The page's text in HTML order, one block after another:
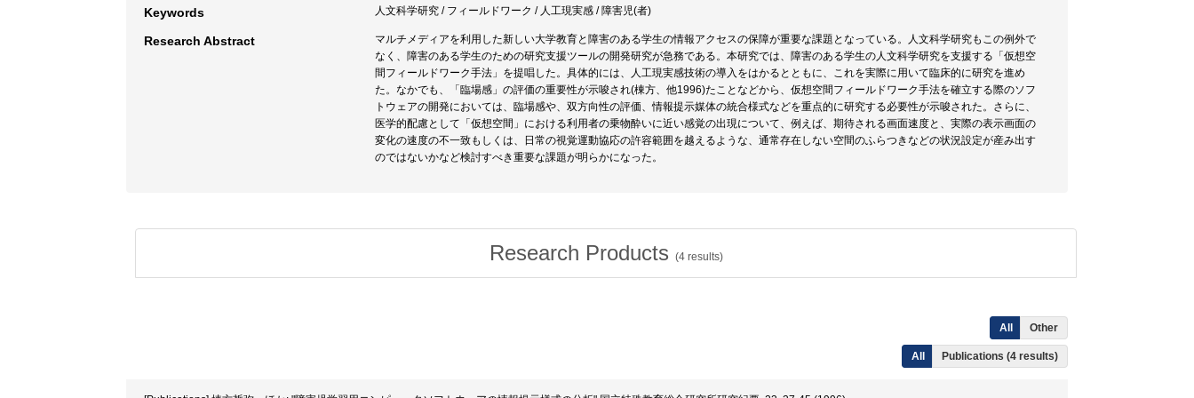
Keywords 人文科学研究 / フィールドワーク / 人工現実感 / 障害児(者)
Research Abstract
マルチメディアを利用した新しい大学教育と障害のある学生の情報アクセスの保障が重要な課題となっている。人文科学研究もこの例外で
なく、障害のある学生のための研究支援ツールの開発研究が急務である。本研究では、障害のある学生の人文科学研究を支援する「仮想空
間フィールドワーク手法」を提唱した。具体的には、人工現実感技術の導入をはかるとともに、これを実際に用いて臨床的に研究を進め
た。なかでも、「臨場感」の評価の重要性が示唆され(棟方、他1996)たことなどから、仮想空間フィールドワーク手法を確立する際のソフ
トウェアの開発においては、臨場感や、双方向性の評価、情報提示媒体の統合様式などを重点的に研究する必要性が示唆された。さらに、
医学的配慮として「仮想空間」における利用者の乗物酔いに近い感覚の出現について、例えば、期待される画面速度と、実際の表示画面の
変化の速度の不一致もしくは、日常の視覚運動協応の許容範囲を越えるような、通常存在しない空間のふらつきなどの状況設定が産み出す
のではないかなど検討すべき重要な課題が明らかになった。
Research Products (4results)
All Other
All Publications (4 results)